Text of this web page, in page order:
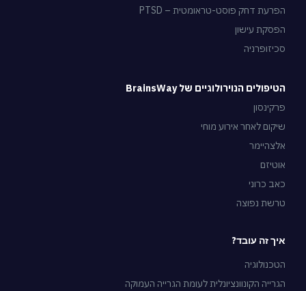
הפרעת דחק פוסט-טראומטית – PTSD
הפסקת עישון
סכיזופרניה
הטיפולים הנוירולוגיים של BrainsWay
פרקינסון
שיקום לאחר אירוע מוחי
אלצהיימר
אוטיזם
כאב כרוני
טרשת נפוצה
איך זה עובד?
הטכנולוגיה
הגרייה הקונוונציונלית לעומת הגרייה העמוקה